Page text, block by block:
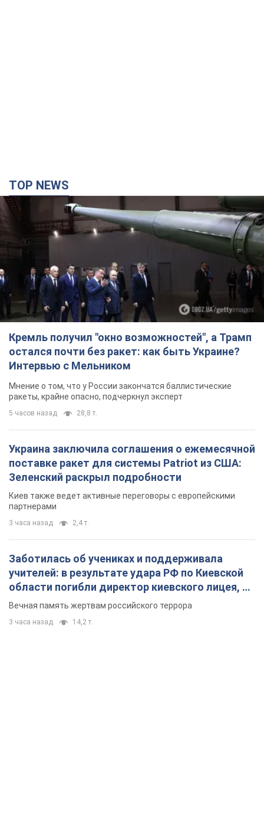
TOP NEWS
Кремль получил "окно возможностей", а Трамп
остался почти без ракет: как быть Украине?
Интервью с Мельником
Мнение о том, что у России закончатся баллистические
ракеты, крайне опасно, подчеркнул эксперт
5 часов назад 28,8 т.
Украина заключила соглашения о ежемесячной
поставке ракет для системы Patriot из США:
Зеленский раскрыл подробности
Киев также ведет активные переговоры с европейскими
партнерами
3 часа назад 2,4 т.
Заботилась об учениках и поддерживала
учителей: в результате удара РФ по Киевской
области погибли директор киевского лицея, её
муж и внук
Вечная память жертвам российского террора
3 часа назад 14,2 т.